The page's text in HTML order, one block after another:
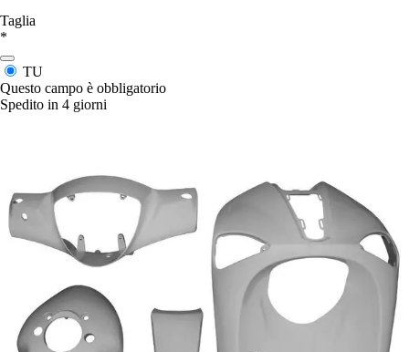
Taglia
*
TU
Questo campo è obbligatorio
Spedito in 4 giorni